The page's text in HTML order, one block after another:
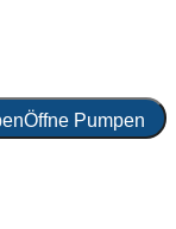
Öffne Pumpen